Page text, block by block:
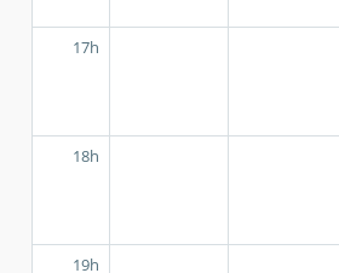
17h
18h
19h